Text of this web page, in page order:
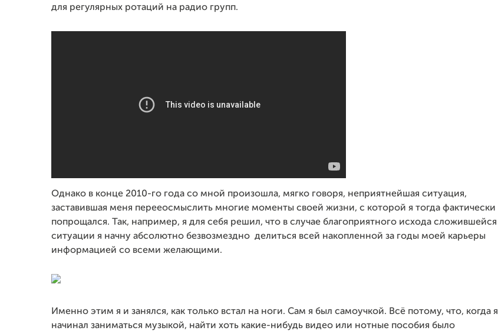
для регулярных ротаций на радио групп.
Однако в конце 2010-го года со мной произошла, мягко говоря, неприятнейшая ситуация,
заставившая меня перееосмыслить многие моменты своей жизни, с которой я тогда фактически
попрощался. Так, например, я для себя решил, что в случае благоприятного исхода сложившейся
ситуации я начну абсолютно безвозмездно делиться всей накопленной за годы моей карьеры
информацией со всеми желающими.
Именно этим я и занялся, как только встал на ноги. Сам я был самоучкой. Всё потому, что, когда я
начинал заниматься музыкой, найти хоть какие-нибудь видео или нотные пособия было